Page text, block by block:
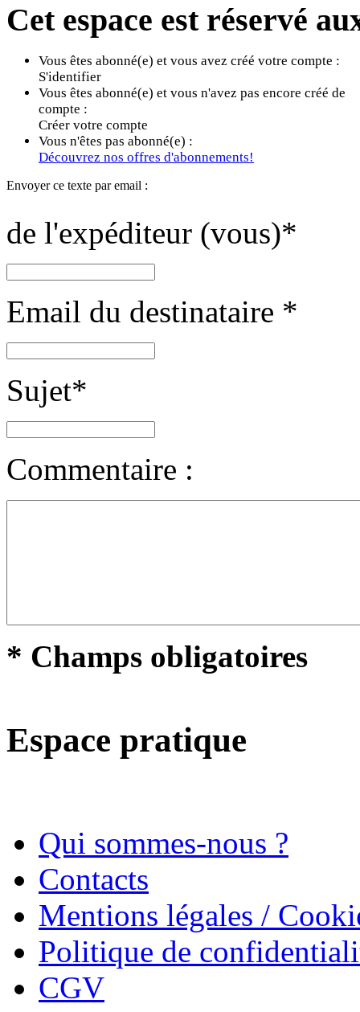
Cet espace est réservé
Vous êtes abonné(e) et vous avez créé votre compte :
S'identifier
Vous êtes abonné(e) et vous n'avez pas encore créé de
compte :
Créer votre compte
Vous n'êtes pas abonné(e) :
Découvrez nos offres d'abonnements!
Envoyer ce texte par email :
de l'expéditeur (vous)*
Email du destinataire *
Sujet*
Commentaire :
* Champs obligatoires
Espace pratique
Qui sommes-nous ?
Contacts
Mentions légales /
Politique de
CGV